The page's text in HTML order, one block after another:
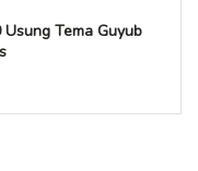
Tema Guyub